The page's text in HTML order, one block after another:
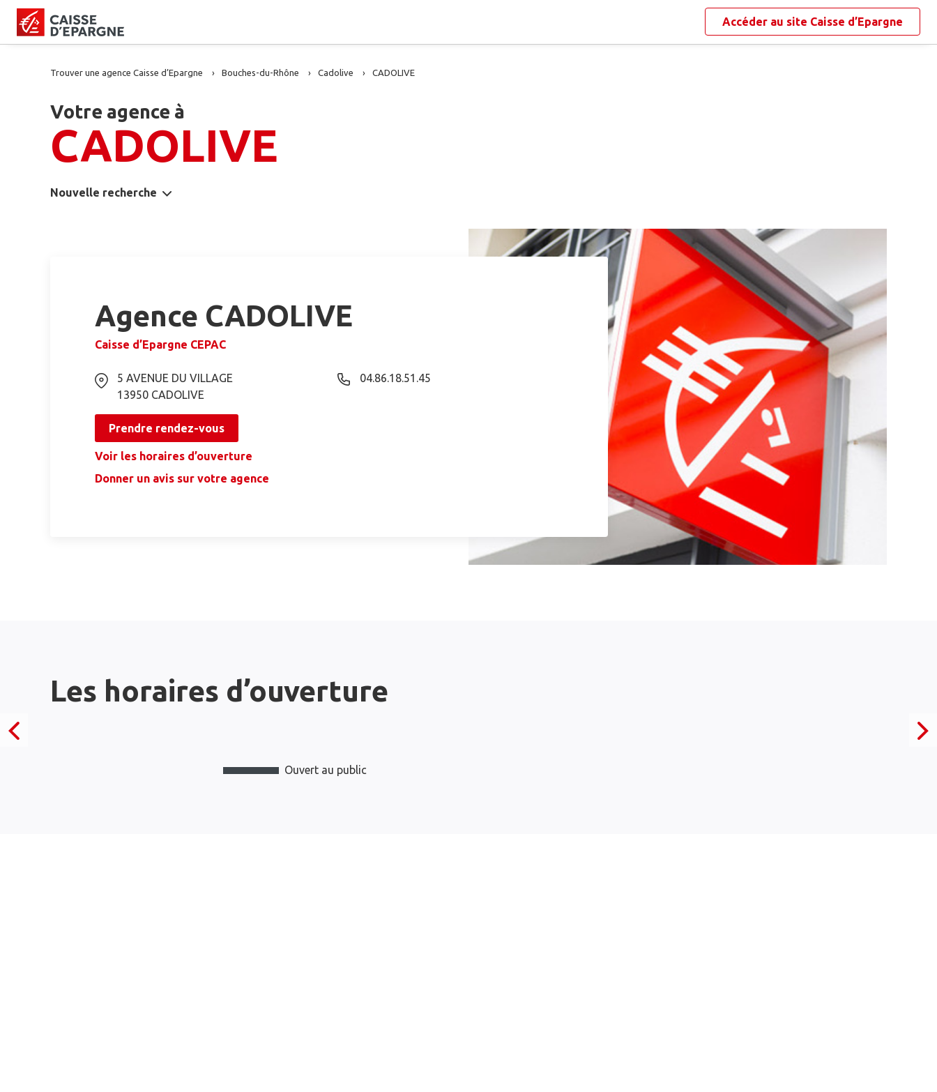
Accéder au site Caisse d’Epargne
Trouver une agence Caisse d’Epargne Bouches-du-Rhône Cadolive CADOLIVE
Votre agence à
CADOLIVE
Nouvelle recherche
Agence CADOLIVE
Caisse d’Epargne CEPAC
5 AVENUE DU VILLAGE
13950 CADOLIVE
04.86.18.51.45
Prendre rendez-vous
Voir les horaires d’ouverture
Donner un avis sur votre agence
Les horaires d’ouverture
Ouvert au public